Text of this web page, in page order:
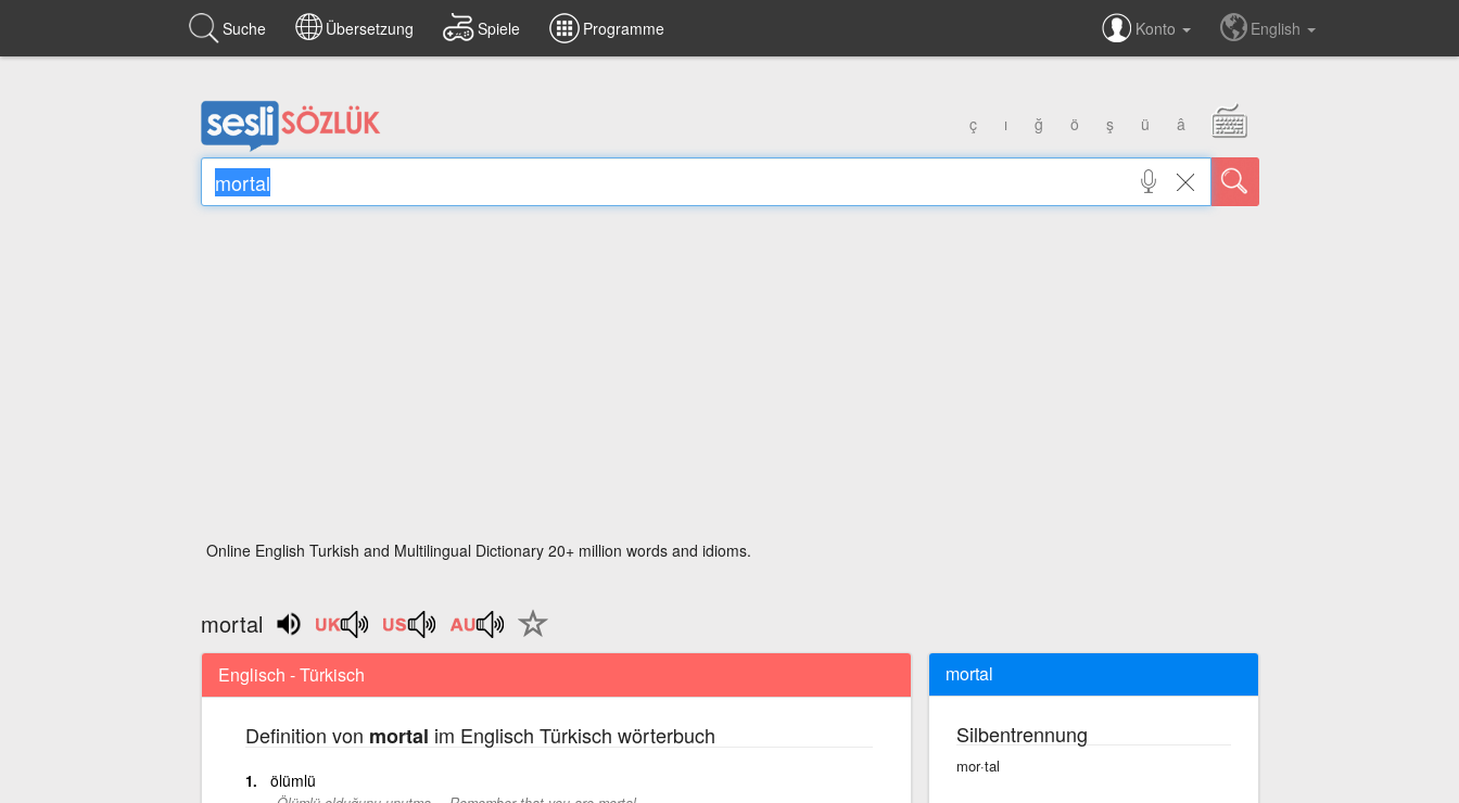
Suche Übersetzung Spiele Programme Konto English
ç ı ğ ö ş ü â
Online English Turkish and Multilingual Dictionary 20+ million words and idioms.
mortal
Englisch - Türkisch
Definition von mortal im Englisch Türkisch wörterbuch
ölümlü
mortal
Silbentrennung
mor·tal